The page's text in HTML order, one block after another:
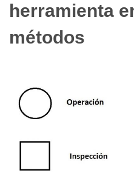
herramienta
métodos